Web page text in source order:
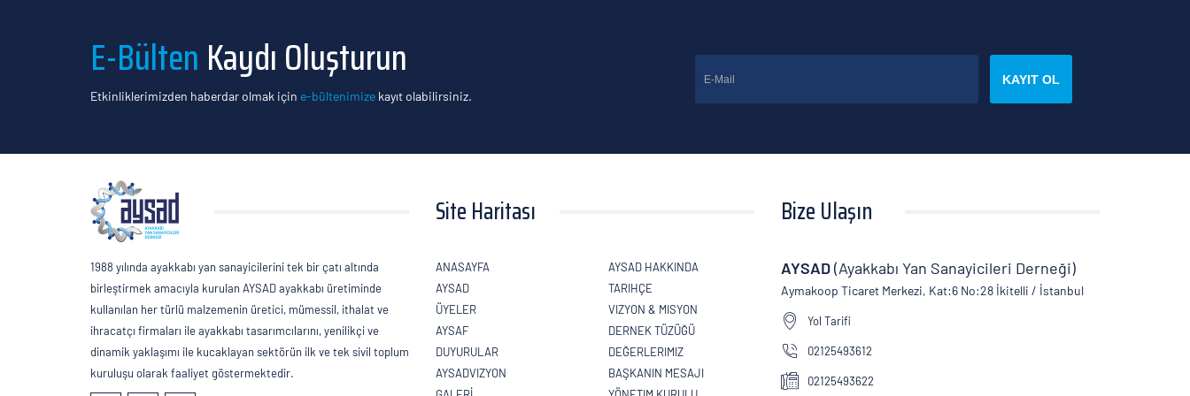
E-Bülten Kaydı Oluşturun
Etkinliklerimizden haberdar olmak için e-bültenimize kayıt olabilirsiniz.
KAYIT OL
1988 yılında ayakkabı yan sanayicilerini tek bir çatı altında
birleştirmek amacıyla kurulan AYSAD ayakkabı üretiminde
kullanılan her türlü malzemenin üretici, mümessil, ithalat ve
ihracatçı firmaları ile ayakkabı tasarımcılarını, yenilikçi ve
dinamik yaklaşımı ile kucaklayan sektörün ilk ve tek sivil toplum
kuruluşu olarak faaliyet göstermektedir.
Site Haritası
ANASAYFA
AYSAD
ÜYELER
AYSAF
DUYURULAR
AYSADVIZYON
AYSAD HAKKINDA
TARIHÇE
VIZYON & MISYON
DERNEK TÜZÜĞÜ
DEĞERLERIMIZ
BAŞKANIN MESAJI
Bize Ulaşın
AYSAD(Ayakkabı Yan Sanayicileri Derneği)
Aymakoop Ticaret Merkezi, Kat:6 No:28 İkitelli / İstanbul
Yol Tarifi
02125493612
02125493622